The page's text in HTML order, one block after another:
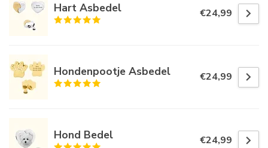
Hart Asbedel €24,99
Hondenpootje Asbedel €24,99
Hond Bedel €24,99